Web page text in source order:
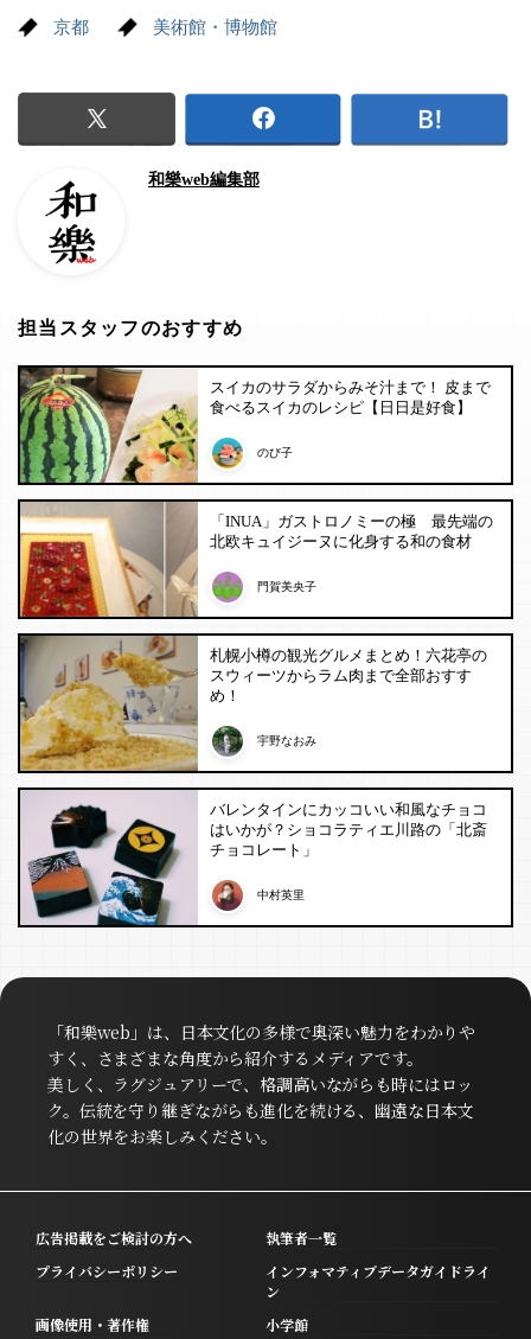
京都 美術館・博物館
和樂web編集部
担当スタッフのおすすめ
スイカのサラダからみそ汁まで！ 皮まで
食べるスイカのレシピ【日日是好食】
のび子
「INUA」ガストロノミーの極 最先端の
北欧キュイジーヌに化身する和の食材
門賀美央子
札幌小樽の観光グルメまとめ！六花亭の
スウィーツからラム肉まで全部おすす
め！
宇野なおみ
バレンタインにカッコいい和風なチョコ
はいかが？ショコラティエ川路の「北斎
チョコレート」
中村英里
「和樂web」は、日本文化の多様で奥深い魅力をわかりや
すく、さまざまな角度から紹介するメディアです。
美しく、ラグジュアリーで、格調高いながらも時にはロッ
ク。伝統を守り継ぎながらも進化を続ける、幽遠な日本文
化の世界をお楽しみください。
広告掲載をご検討の方へ
執筆者一覧
プライバシーポリシー
インフォマティブデータガイドライ
ン
画像使用・著作権
小学館